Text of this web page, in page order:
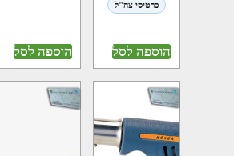
כרטיסי צה"ל
הוספה לסל הוספה לסל